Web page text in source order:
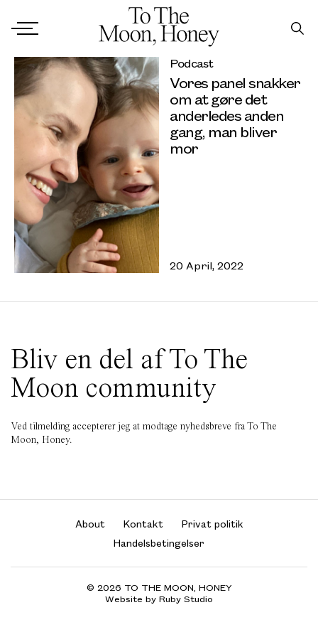
Podcast
Vores panel snakker
om at gøre det
anderledes anden
gang, man bliver
mor
20 April, 2022
Bliv en del af To The
Moon community
Ved tilmelding accepterer jeg at modtage nyhedsbreve fra To The
Moon, Honey.
About Kontakt
Privat politik
Handelsbetingelser
© 2026 TO THE MOON, HONEY
Website by Ruby Studio